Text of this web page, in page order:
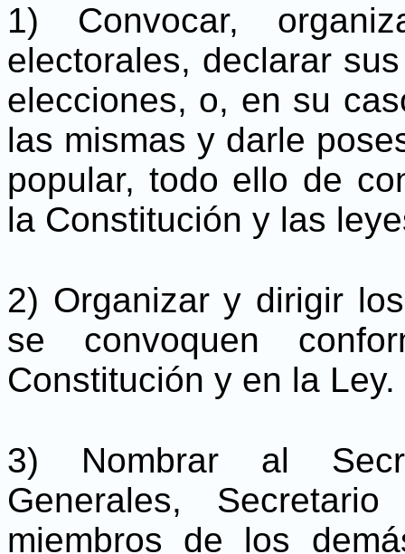
1) Convocar,
electorales, declarar
elecciones, o, en su
las mismas y darle
popular, todo ello de
la Constitución y las
2) Organizar y dirigir
se convoquen
Constitución y en la Ley.
3) Nombrar al
Generales,
miembros de los